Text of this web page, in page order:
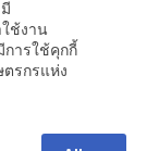
ช้งาน
ารใช้คุกกี้
รกรแห่ง